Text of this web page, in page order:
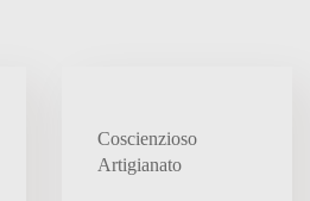
Coscienzioso
Artigianato